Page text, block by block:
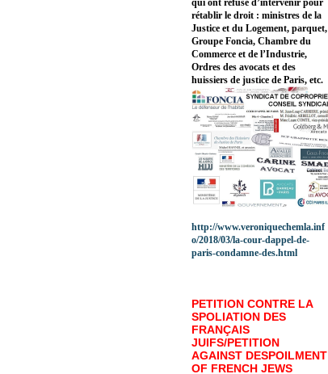
qui ont refusé d’intervenir pour
rétablir le droit : ministres de la
Justice et du Logement, parquet,
Groupe Foncia, Chambre du
Commerce et de l’Industrie,
Ordres des avocats et des
huissiers de justice de Paris, etc.
http://www.veroniquechemla.inf
o/2018/03/la-cour-dappel-de-
paris-condamne-des.html
PETITION CONTRE LA
SPOLIATION DES
FRANÇAIS
JUIFS/PETITION
AGAINST DESPOILMENT
OF FRENCH JEWS